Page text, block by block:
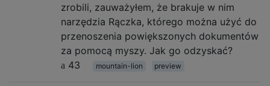
zrobili, zauważyłem, że brakuje w nim
narzędzia Rączka, którego można użyć do
przenoszenia powiększonych dokumentów
za pomocą myszy. Jak go odzyskać?
43
mountain-lion preview